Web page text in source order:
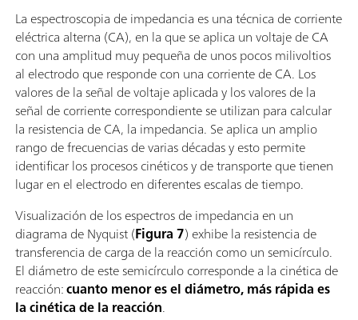
La espectroscopia de impedancia es una técnica de corriente
eléctrica alterna (CA), en la que se aplica un voltaje de CA
con una amplitud muy pequeña de unos pocos milivoltios
al electrodo que responde con una corriente de CA. Los
valores de la señal de voltaje aplicada y los valores de la
señal de corriente correspondiente se utilizan para calcular
la resistencia de CA, la impedancia. Se aplica un amplio
rango de frecuencias de varias décadas y esto permite
identificar los procesos cinéticos y de transporte que tienen
lugar en el electrodo en diferentes escalas de tiempo.
Visualización de los espectros de impedancia en un
diagrama de Nyquist (Figura 7) exhibe la resistencia de
transferencia de carga de la reacción como un semicírculo.
El diámetro de este semicírculo corresponde a la cinética de
reacción:cuanto menor es el diámetro, más rápida es
la cinética de la reacción.